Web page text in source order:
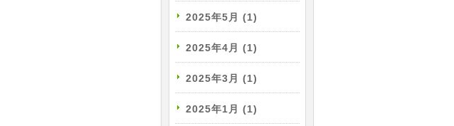
2025年5月 (1)
2025年4月 (1)
2025年3月 (1)
2025年1月 (1)